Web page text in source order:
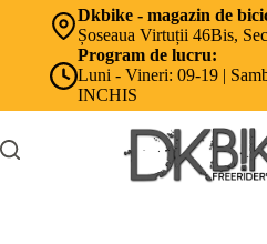
Dkbike - magazin de
Șoseaua Virtuții 46Bis,
Program de lucru:
Luni - Vineri: 09-19 |
INCHIS